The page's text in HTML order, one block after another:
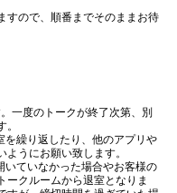
ので、順番までそのままお待
一度のトークが終了次第、別
繰り返したり、他のアプリや
うにお願い致します。
ていなかった場合やお客様の
クルームから退室となりま